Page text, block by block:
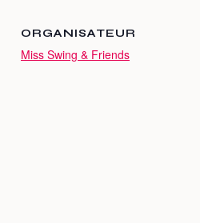
ORGANISATEUR
Miss Swing & Friends